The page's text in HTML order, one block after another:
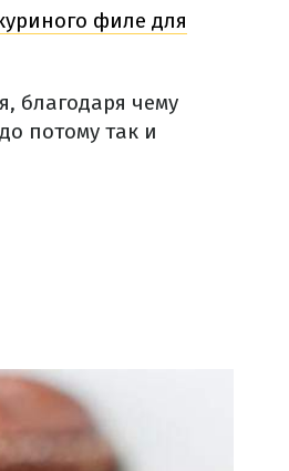
филе для
благодаря чему
потому так и